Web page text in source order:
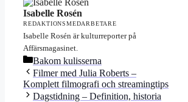
Isabelle Rosén
REDAKTIONSMEDARBETARE
Isabelle Rosén är kulturreporter på
Affärsmagasinet.
Kategorier
Bakom kulisserna
Filmer med Julia Roberts –
Komplett filmografi och streamingtips
Dagstidning – Definition, historia